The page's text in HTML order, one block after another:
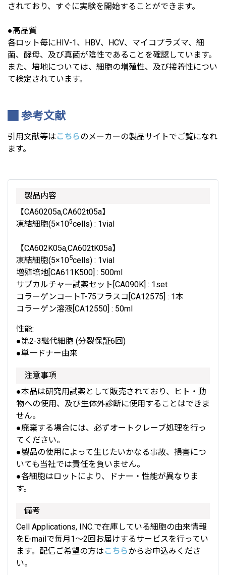
されており、すぐに実験を開始することができます。
●高品質
各ロット毎にHIV-1、HBV、HCV、マイコプラズマ、細
菌、酵母、及び真菌が陰性であることを確認しています。
また、培地については、細胞の増殖性、及び接着性につい
て検定されています。
参考文献
引用文献等は こちらのメーカーの製品サイトでご覧になれ
ます。
製品内容
【CA60205a,CA602t05a】
凍結細胞(5×105cells) : 1vial
【CA602K05a,CA602tK05a】
凍結細胞(5×105cells) : 1vial
増殖培地[CA611K500] : 500ml
サブカルチャー試薬セット[CA090K] : 1set
コラーゲンコートT-75フラスコ[CA12575] : 1本
コラーゲン溶液[CA12550] : 50ml
性能:
●第2-3継代細胞 (分裂保証6回)
●単一ドナー由来
注意事項
●本品は研究用試薬として販売されており、ヒト・動
物への使用、及び生体外診断に使用することはできま
せん。
●廃棄する場合には、必ずオートクレーブ処理を行っ
てください。
●製品の使用によって生じたいかなる事故、損害につ
いても当社では責任を負いません。
●各細胞はロットにより、ドナー・性能が異なりま
す。
備考
Cell Applications, INC.で在庫している細胞の由来情報
をE-mailで毎月1～2回お届けするサービスを行ってい
ます。配信ご希望の方は こちらからお申込みくださ
い。